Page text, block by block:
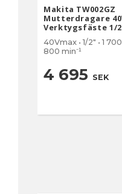
Makita TW002GZ
Mutterdragare
Verktygsfäste 1/
40Vmax • 1/2" • 1 700
800 min⁻¹
4 695 SEK